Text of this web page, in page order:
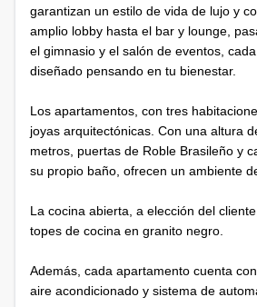
garantizan un estilo de vida de lujo y
amplio lobby hasta el bar y lounge,
el gimnasio y el salón de eventos,
diseñado pensando en tu bienestar.
Los apartamentos, con tres
joyas arquitectónicas. Con una altura
metros, puertas de Roble Brasileño y
su propio baño, ofrecen un ambiente
La cocina abierta, a elección del
topes de cocina en granito negro.
Además, cada apartamento cuenta
aire acondicionado y sistema de